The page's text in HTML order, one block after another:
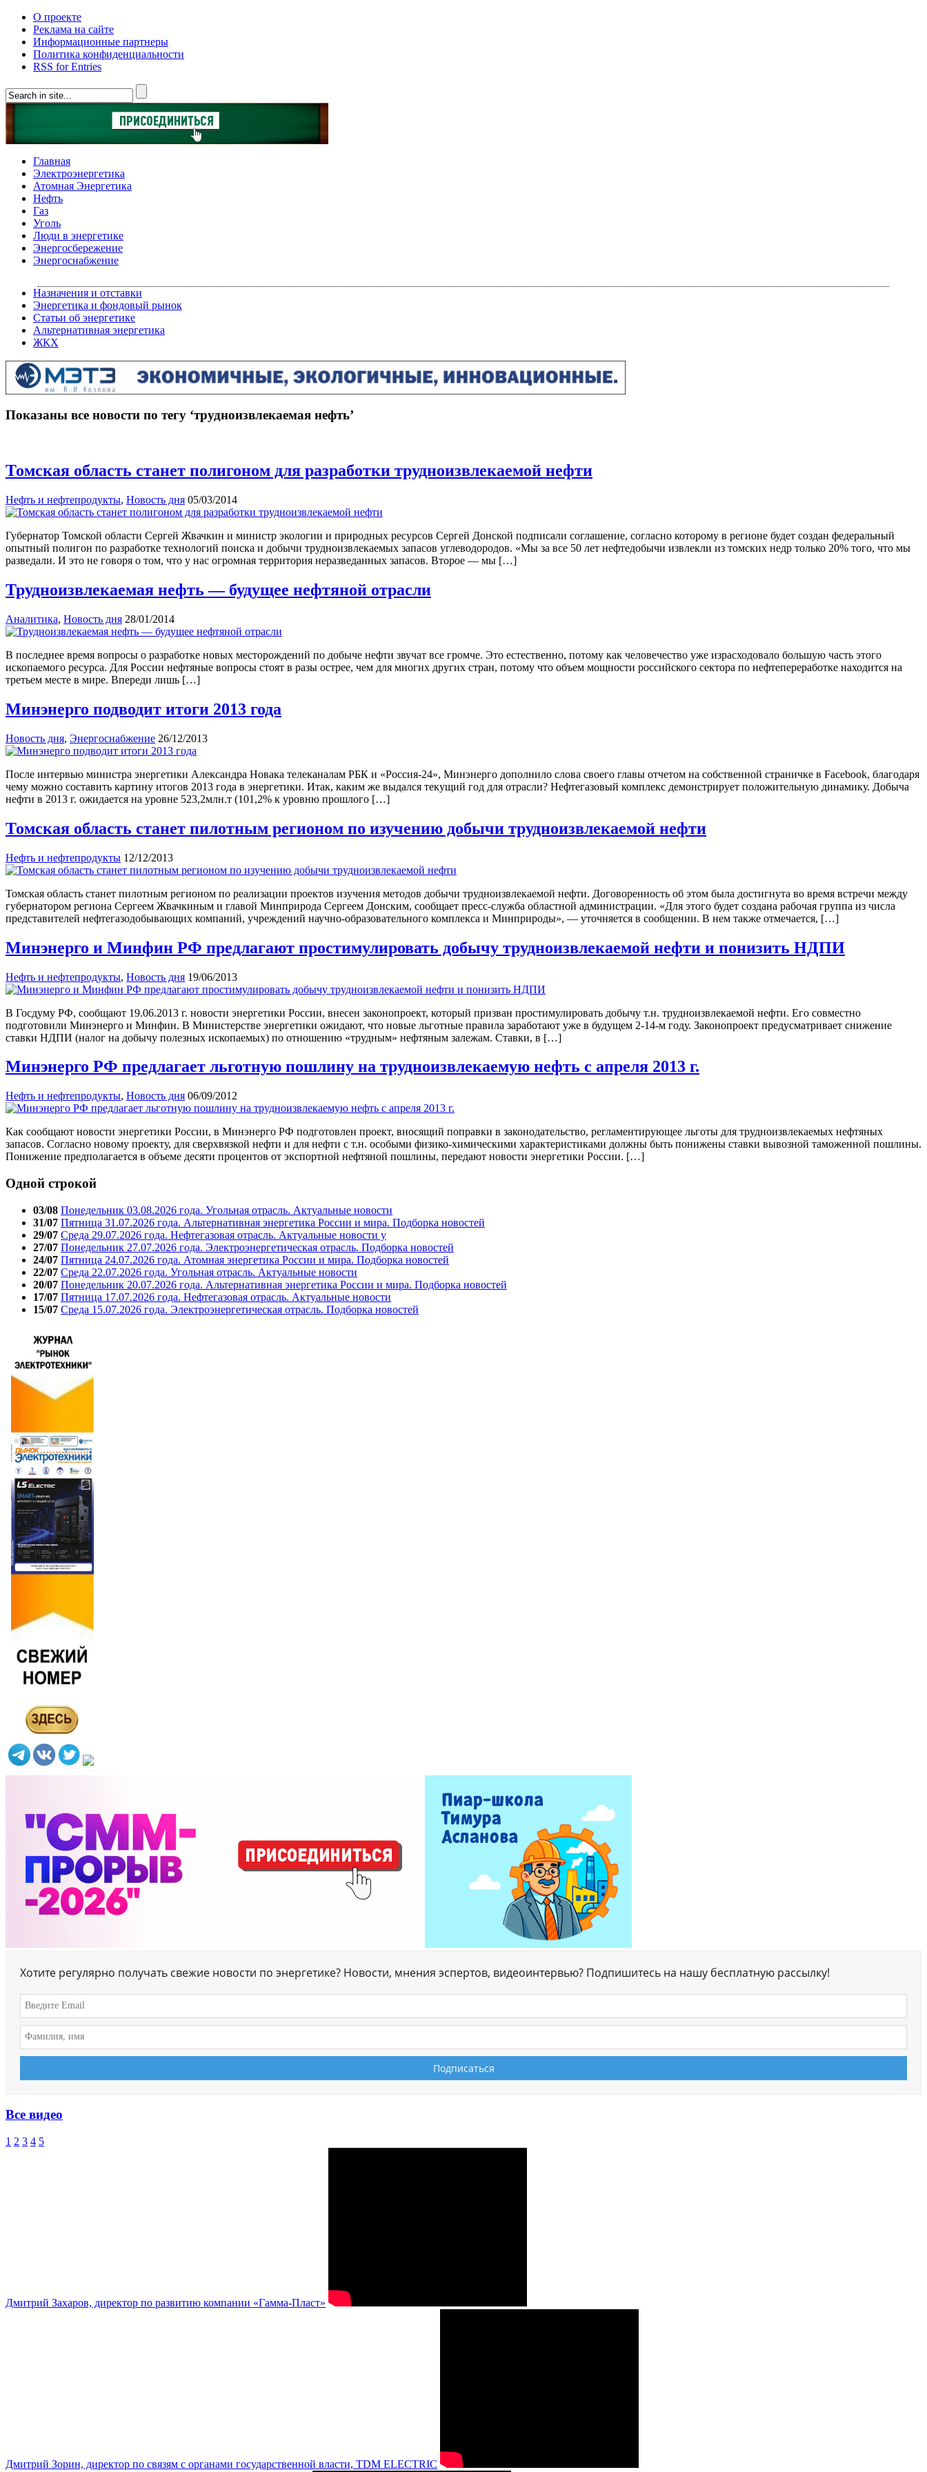
О проекте
Реклама на сайте
Информационные партнеры
Политика конфиденциальности
RSS for Entries
Главная
Электроэнергетика
Атомная Энергетика
Нефть
Газ
Уголь
Люди в энергетике
Энергосбережение
Энергоснабжение
Назначения и отставки
Энергетика и фондовый рынок
Статьи об энергетике
Альтернативная энергетика
ЖКХ
Показаны все новости по тегу ‘трудноизвлекаемая нефть’
Томская область станет полигоном для разработки трудноизвлекаемой нефти
Нефть и нефтепродукты, Новость дня 05/03/2014
Губернатор Томской области Сергей Жвачкин и министр экологии и природных ресурсов Сергей Донской подписали соглашение, согласно которому в регионе будет создан федеральный
опытный полигон по разработке технологий поиска и добычи трудноизвлекаемых запасов углеводородов. «Мы за все 50 лет нефтедобычи извлекли из томских недр только 20% того, что мы
разведали. И это не говоря о том, что у нас огромная территория неразведанных запасов. Второе — мы […]
Трудноизвлекаемая нефть — будущее нефтяной отрасли
Аналитика, Новость дня 28/01/2014
В последнее время вопросы о разработке новых месторождений по добыче нефти звучат все громче. Это естественно, потому как человечество уже израсходовало большую часть этого
ископаемого ресурса. Для России нефтяные вопросы стоят в разы острее, чем для многих других стран, потому что объем мощности российского сектора по нефтепереработке находится на
третьем месте в мире. Впереди лишь […]
Минэнерго подводит итоги 2013 года
Новость дня, Энергоснабжение 26/12/2013
После интервью министра энергетики Александра Новака телеканалам РБК и «Россия-24», Минэнерго дополнило слова своего главы отчетом на собственной страничке в Facebook, благодаря
чему можно составить картину итогов 2013 года в энергетики. Итак, каким же выдался текущий год для отрасли? Нефтегазовый комплекс демонстрирует положительную динамику. Добыча
нефти в 2013 г. ожидается на уровне 523,2млн.т (101,2% к уровню прошлого […]
Томская область станет пилотным регионом по изучению добычи трудноизвлекаемой нефти
Нефть и нефтепродукты 12/12/2013
Томская область станет пилотным регионом по реализации проектов изучения методов добычи трудноизвлекаемой нефти. Договоренность об этом была достигнута во время встречи между
губернатором региона Сергеем Жвачкиным и главой Минприрода Сергеем Донским, сообщает пресс-служба областной администрации. «Для этого будет создана рабочая группа из числа
представителей нефтегазодобывающих компаний, учреждений научно-образовательного комплекса и Минприроды», — уточняется в сообщении. В нем также отмечается, […]
Минэнерго и Минфин РФ предлагают простимулировать добычу трудноизвлекаемой нефти и понизить НДПИ
Нефть и нефтепродукты, Новость дня 19/06/2013
В Госдуму РФ, сообщают 19.06.2013 г. новости энергетики России, внесен законопроект, который призван простимулировать добычу т.н. трудноизвлекаемой нефти. Его совместно
подготовили Минэнерго и Минфин. В Министерстве энергетики ожидают, что новые льготные правила заработают уже в будущем 2-14-м году. Законопроект предусматривает снижение
ставки НДПИ (налог на добычу полезных ископаемых) по отношению «трудным» нефтяным залежам. Ставки, в […]
Минэнерго РФ предлагает льготную пошлину на трудноизвлекаемую нефть с апреля 2013 г.
Нефть и нефтепродукты, Новость дня 06/09/2012
Как сообщают новости энергетики России, в Минэнерго РФ подготовлен проект, вносящий поправки в законодательство, регламентирующее льготы для трудноизвлекаемых нефтяных
запасов. Согласно новому проекту, для сверхвязкой нефти и для нефти с т.н. особыми физико-химическими характеристиками должны быть понижены ставки вывозной таможенной пошлины.
Понижение предполагается в объеме десяти процентов от экспортной нефтяной пошлины, передают новости энергетики России. […]
Одной строкой
03/08 Понедельник 03.08.2026 года. Угольная отрасль. Актуальные новости
31/07 Пятница 31.07.2026 года. Альтернативная энергетика России и мира. Подборка новостей
29/07 Среда 29.07.2026 года. Нефтегазовая отрасль. Актуальные новости у
27/07 Понедельник 27.07.2026 года. Электроэнергетическая отрасль. Подборка новостей
24/07 Пятница 24.07.2026 года. Атомная энергетика России и мира. Подборка новостей
22/07 Среда 22.07.2026 года. Угольная отрасль. Актуальные новости
20/07 Понедельник 20.07.2026 года. Альтернативная энергетика России и мира. Подборка новостей
17/07 Пятница 17.07.2026 года. Нефтегазовая отрасль. Актуальные новости
15/07 Среда 15.07.2026 года. Электроэнергетическая отрасль. Подборка новостей
Хотите регулярно получать свежие новости по энергетике? Новости, мнения эспертов, видеоинтервью? Подпишитесь на нашу бесплатную рассылку!
Все видео
1 2 3 4 5
Дмитрий Захаров, директор по развитию компании «Гамма-Пласт»
Дмитрий Зорин, директор по связям с органами государственной власти, TDM ELECTRIC